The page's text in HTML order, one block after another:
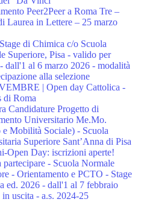
Peer2Peer a Roma Tre –
Laurea in Lettere – 25 marzo
di Chimica c/o Scuola
Superiore, Pisa - valido per
dall'1 al 6 marzo 2026 - modalità
alla selezione
| Open day Cattolica -
di Roma
Candidature Progetto di
Universitario Me.Mo.
Mobilità Sociale) - Scuola
Superiore Sant’Anna di Pisa
Open Day: iscrizioni aperte!
partecipare - Scuola Normale
- Orientamento e PCTO - Stage
ed. 2026 - dall'1 al 7 febbraio
uscita - a.s. 2024-25